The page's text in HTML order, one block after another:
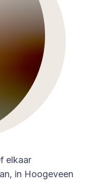
elkaar
in Hoogeveen